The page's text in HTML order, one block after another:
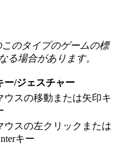
のタイプのゲームの標
る場合があります。
ー/ジェスチャー
ウスの移動または矢印キ
ウスの左クリックまたは
キー